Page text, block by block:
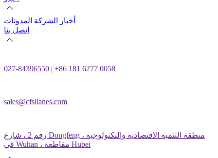
أخبار الشركة المدونات
اتصل بنا
027-84396550 | +86 181 6277 0058
sales@cfsilanes.com
رقم 2 ، شارع Dongfeng ، منطقة التنمية الاقتصادية والتكنولوجية
في Wuhan ، مقاطعة Hubei